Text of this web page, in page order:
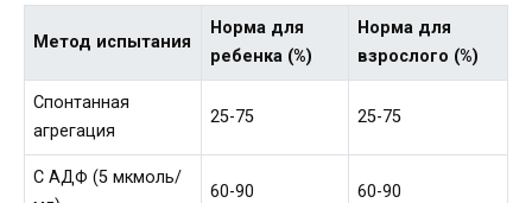
Метод испытания
Норма для
ребенка (%)
Норма для
взрослого (%)
Спонтанная
агрегация
25-75 25-75
С АДФ (5 мкмоль/
60-90 60-90